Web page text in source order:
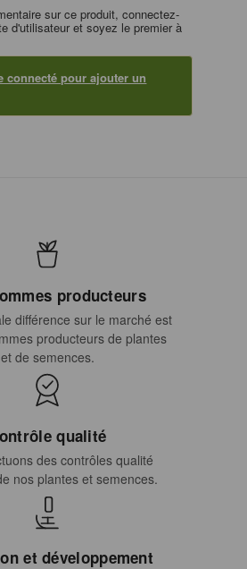
sur ce produit, connectez-
d'utilisateur et soyez le premier à
connecté pour ajouter un
producteurs
différence sur le marché est
producteurs de plantes
et de semences.
qualité
des contrôles qualité
nos plantes et semences.
et développement